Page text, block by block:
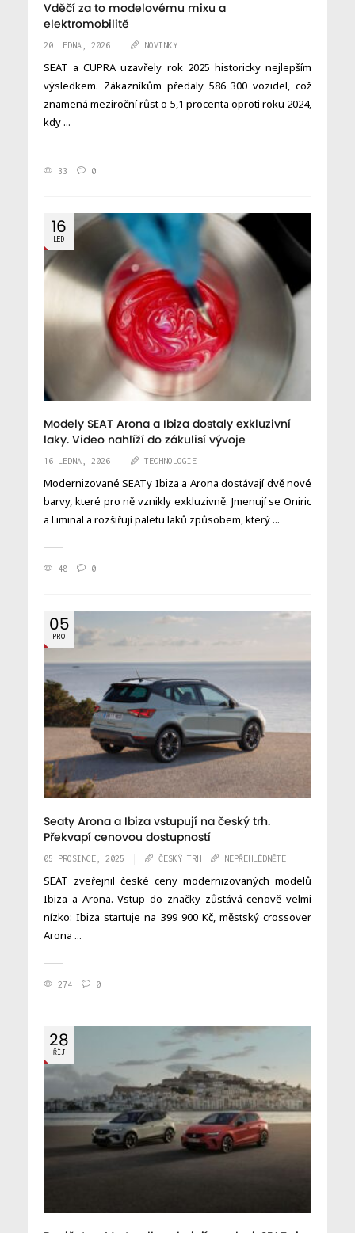
Vděčí za to modelovému mixu a
elektromobilitě
20 LEDNA, 2026 NOVINKY
SEAT a CUPRA uzavřely rok 2025 historicky nejlepším
výsledkem. Zákazníkům předaly 586 300 vozidel, což
znamená meziroční růst o 5,1 procenta oproti roku 2024,
kdy ...
33 0
16
LED
Modely SEAT Arona a Ibiza dostaly exkluzivní
laky. Video nahlíží do zákulisí vývoje
16 LEDNA, 2026 TECHNOLOGIE
Modernizované SEATy Ibiza a Arona dostávají dvě nové
barvy, které pro ně vznikly exkluzivně. Jmenují se Oniric
a Liminal a rozšiřují paletu laků způsobem, který ...
48 0
05
PRO
Seaty Arona a Ibiza vstupují na český trh.
Překvapí cenovou dostupností
05 PROSINCE, 2025 ČESKÝ TRH NEPŘEHLÉDNĚTE
SEAT zveřejnil české ceny modernizovaných modelů
Ibiza a Arona. Vstup do značky zůstává cenově velmi
nízko: Ibiza startuje na 399 900 Kč, městský crossover
Arona ...
274 0
28
ŘÍJ